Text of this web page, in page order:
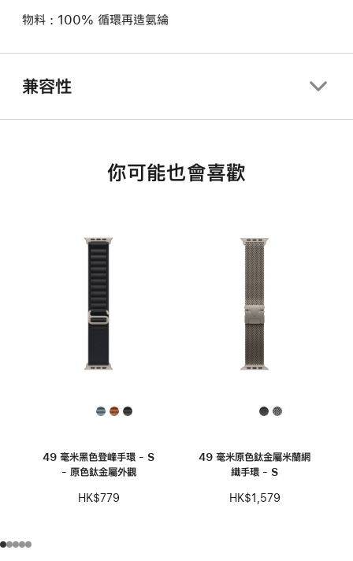
物料 : 100% 循環再造氨綸
兼容性
你可能也會喜歡
49 毫米黑色登峰手環 - S
- 原色鈦金屬外觀
HK$779
49 毫米原色鈦金屬米蘭網
織手環 - S
HK$1,579